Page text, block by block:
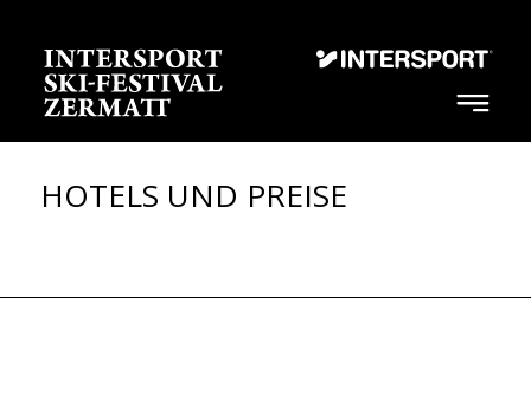
HOTELS UND PREISE